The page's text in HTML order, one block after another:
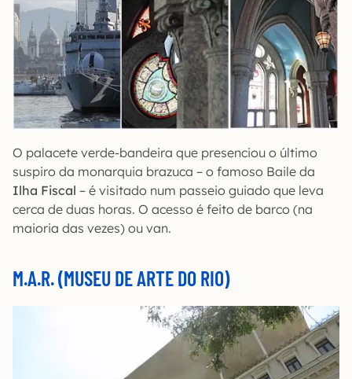
O palacete verde-bandeira que presenciou o último
suspiro da monarquia brazuca – o famoso Baile da
Ilha Fiscal – é visitado num passeio guiado que leva
cerca de duas horas. O acesso é feito de barco (na
maioria das vezes) ou van.
M.A.R. (MUSEU DE ARTE DO RIO)